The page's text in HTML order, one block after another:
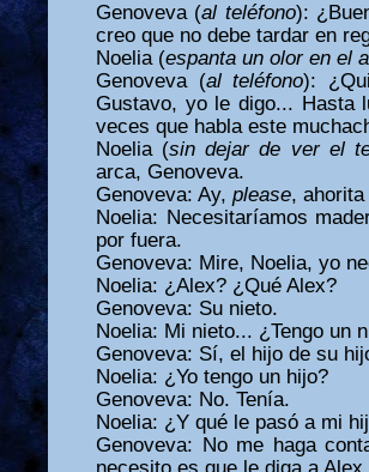
Genoveva (al teléfono):
creo que no debe tardar en
Noelia (espanta un olor en el
Genoveva (al teléfono):
Gustavo, yo le digo... Hasta
veces que habla este
Noelia (sin dejar de ver el
arca, Genoveva.
Genoveva: Ay, please,
Noelia: Necesitaríamos
por fuera.
Genoveva: Mire, Noelia, yo
Noelia: ¿Alex? ¿Qué Alex?
Genoveva: Su nieto.
Noelia: Mi nieto... ¿Tengo un
Genoveva: Sí, el hijo de su
Noelia: ¿Yo tengo un hijo?
Genoveva: No. Tenía.
Noelia: ¿Y qué le pasó a mi
Genoveva: No me haga